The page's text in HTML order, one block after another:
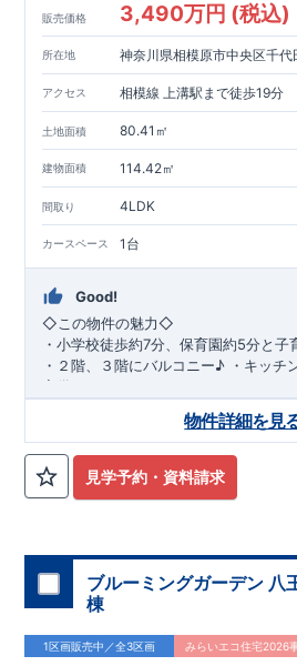
販売価格 3,490万円 (税込)
所在地 神奈川県相模原市中央区千
アクセス 相模線 上溝駅まで徒歩19分
土地面積 80.41㎡
建物面積 114.42㎡
間取り 4LDK
カースペース 1台
Good!
◇ この物件の魅力◇
・小学校徒歩約7分、保育園約5分と子
・２階、３階にバルコニー♪ ・キッチ
完備。
相模線「上溝」駅徒歩19分
・相模原市立星が丘小学
ー相模原店
模原店 徒歩
・やまうち医院
ります。
・設計、施工、営業が互い
ンを提供いたします。 ・不要な中間
コストダウンに努めています。
の建物は、国が定めた耐震等級で3を
られた、｢数百年に一度発生する地震
・東栄住宅では、お引渡し後最大10回
間の品質保証を実施。お引渡しからが
え、アフターサービスを外部の業者に
ープ「東栄ホームサービス株式会社」
見学予約・資料請求
物件詳細を見
ブルーミングガーデン 八
棟
1区画販売中／全3区画 みらいエコ住宅2026